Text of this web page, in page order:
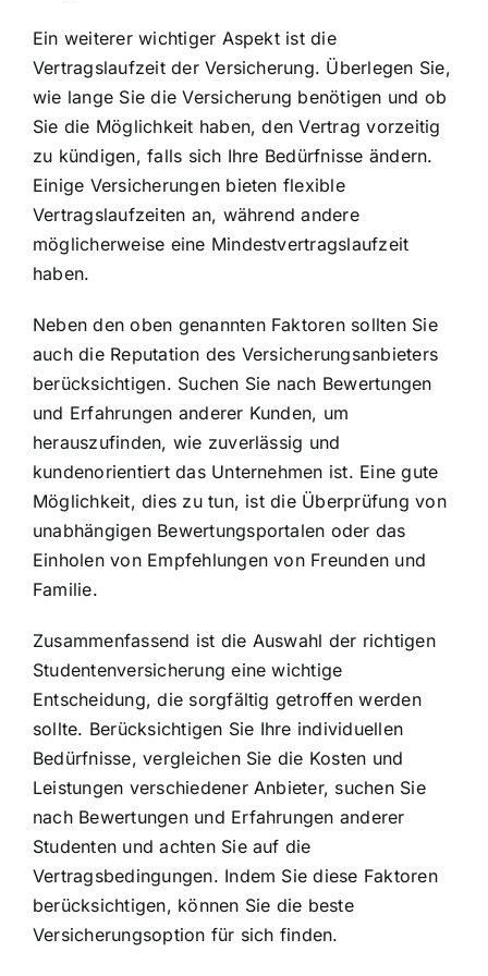
Ein weiterer wichtiger Aspekt ist die
Vertragslaufzeit der Versicherung. Überlegen Sie,
wie lange Sie die Versicherung benötigen und ob
Sie die Möglichkeit haben, den Vertrag vorzeitig
zu kündigen, falls sich Ihre Bedürfnisse ändern.
Einige Versicherungen bieten flexible
Vertragslaufzeiten an, während andere
möglicherweise eine Mindestvertragslaufzeit
haben.
Neben den oben genannten Faktoren sollten Sie
auch die Reputation des Versicherungsanbieters
berücksichtigen. Suchen Sie nach Bewertungen
und Erfahrungen anderer Kunden, um
herauszufinden, wie zuverlässig und
kundenorientiert das Unternehmen ist. Eine gute
Möglichkeit, dies zu tun, ist die Überprüfung von
unabhängigen Bewertungsportalen oder das
Einholen von Empfehlungen von Freunden und
Familie.
Zusammenfassend ist die Auswahl der richtigen
Studentenversicherung eine wichtige
Entscheidung, die sorgfältig getroffen werden
sollte. Berücksichtigen Sie Ihre individuellen
Bedürfnisse, vergleichen Sie die Kosten und
Leistungen verschiedener Anbieter, suchen Sie
nach Bewertungen und Erfahrungen anderer
Studenten und achten Sie auf die
Vertragsbedingungen. Indem Sie diese Faktoren
berücksichtigen, können Sie die beste
Versicherungsoption für sich finden.